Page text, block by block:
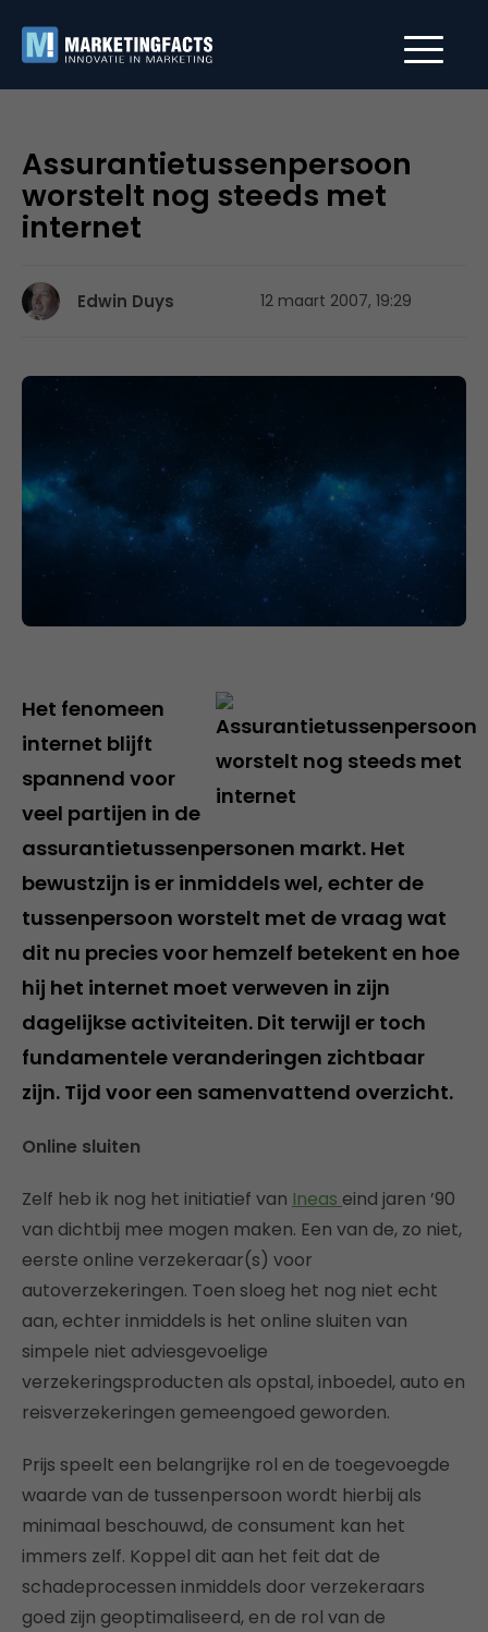
Assurantietussenpersoon
worstelt nog steeds met
internet
Edwin Duys 12 maart 2007, 19:29
Het fenomeen
internet blijft
spannend voor
veel partijen in de
assurantietussenpersonen markt. Het
bewustzijn is er inmiddels wel, echter de
tussenpersoon worstelt met de vraag wat
dit nu precies voor hemzelf betekent en hoe
hij het internet moet verweven in zijn
dagelijkse activiteiten. Dit terwijl er toch
fundamentele veranderingen zichtbaar
zijn. Tijd voor een samenvattend overzicht.
Online sluiten
Zelf heb ik nog het initiatief van Ineas eind jaren ’90
van dichtbij mee mogen maken. Een van de, zo niet,
eerste online verzekeraar(s) voor
autoverzekeringen. Toen sloeg het nog niet echt
aan, echter inmiddels is het online sluiten van
simpele niet adviesgevoelige
verzekeringsproducten als opstal, inboedel, auto en
reisverzekeringen gemeengoed geworden.
Prijs speelt een belangrijke rol en de toegevoegde
waarde van de tussenpersoon wordt hierbij als
minimaal beschouwd, de consument kan het
immers zelf. Koppel dit aan het feit dat de
schadeprocessen inmiddels door verzekeraars
goed zijn geoptimaliseerd, en de rol van de